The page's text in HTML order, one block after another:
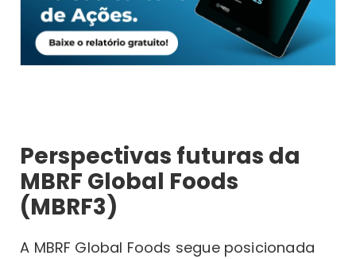
Perspectivas futuras da
MBRF Global Foods
(MBRF3)
A MBRF Global Foods segue posicionada